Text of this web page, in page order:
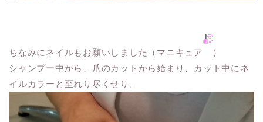
ちなみにネイルもお願いしました（マニキュア
）
シャンプー中から、爪のカットから始まり、カット中にネ
イルカラーと至れり尽くせり。